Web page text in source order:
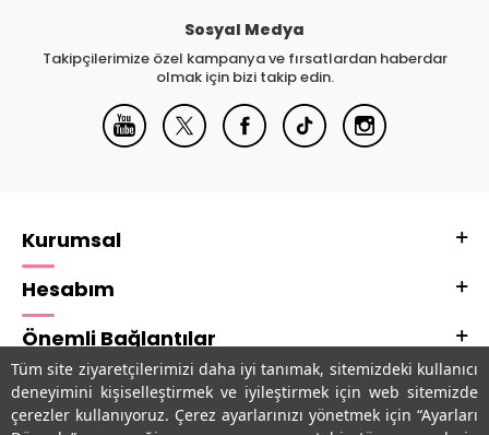
Tüm site ziyaretçilerimizi daha iyi tanımak, sitemizdeki kullanıcı
deneyimini kişiselleştirmek ve iyileştirmek için web sitemizde
çerezler kullanıyoruz. Çerez ayarlarınızı yönetmek için “Ayarları
Sosyal Medya
Takipçilerimize özel kampanya ve fırsatlardan haberdar
olmak için bizi takip edin.
Kurumsal
Hesabım
Önemli Bağlantılar
Adres & İletişim